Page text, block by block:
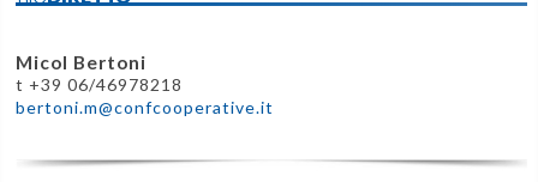
Micol Bertoni
t +39 06/46978218
bertoni.m@confcooperative.it